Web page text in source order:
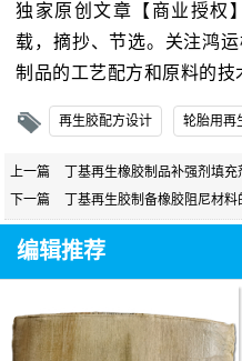
独家原创文章【商业授权
载，摘抄、节选。关注鸿
制品的工艺配方和原料的技
再生胶配方设计 轮胎用再
上一篇
丁基再生橡胶制品补强剂填充
下一篇
丁基再生胶制备橡胶阻尼材料
编辑推荐